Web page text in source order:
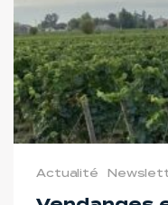
Actualité